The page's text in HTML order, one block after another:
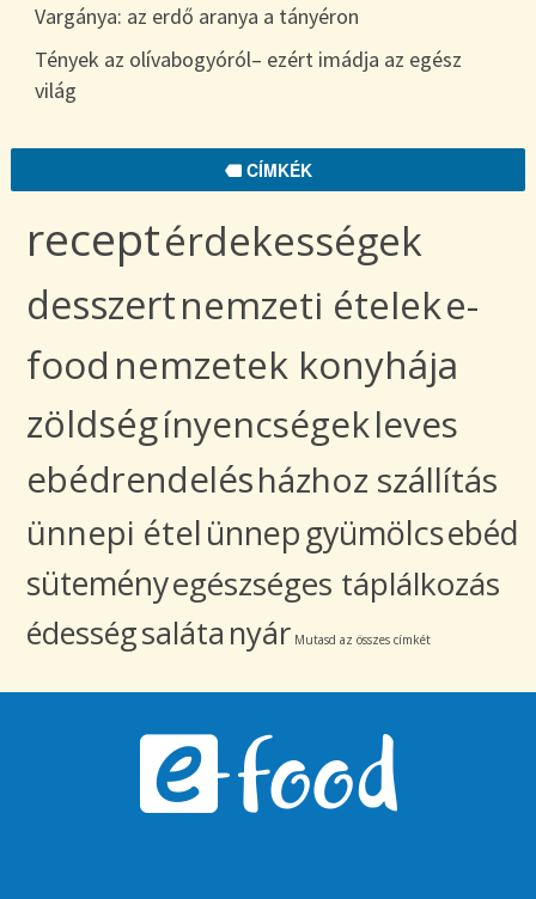
Vargánya: az erdő aranya a tányéron
Tények az olívabogyóról– ezért imádja az egész
világ
CÍMKÉK
receptérdekességek
desszertnemzeti ételeke-
food nemzetek konyhája
zöldségínyencségekleves
ebédrendelésházhoz szállítás
ünnepi ételünnepgyümölcsebéd
süteményegészséges táplálkozás
édességsaláta nyár Mutasd az összes címkét